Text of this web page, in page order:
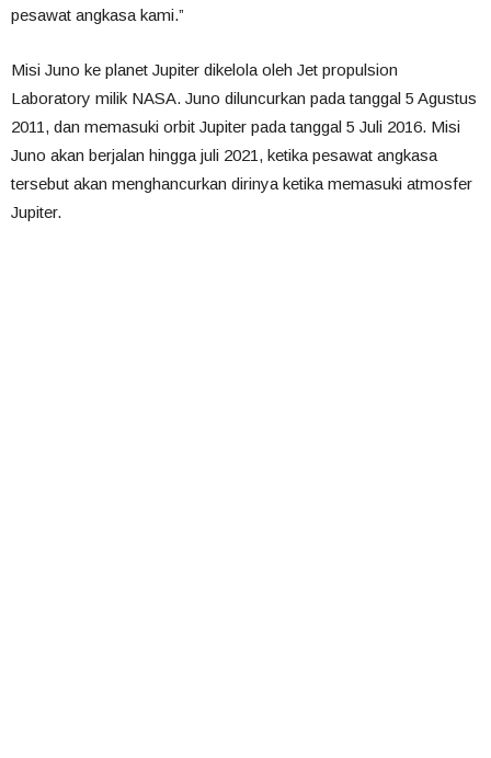
pesawat angkasa kami.”
Misi Juno ke planet Jupiter dikelola oleh Jet propulsion
Laboratory milik NASA. Juno diluncurkan pada tanggal 5 Agustus
2011, dan memasuki orbit Jupiter pada tanggal 5 Juli 2016. Misi
Juno akan berjalan hingga juli 2021, ketika pesawat angkasa
tersebut akan menghancurkan dirinya ketika memasuki atmosfer
Jupiter.